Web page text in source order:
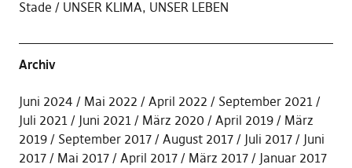
Stade
UNSER KLIMA, UNSER LEBEN
Archiv
Juni 2024 Mai 2022 April 2022
September 2021
Juli 2021
Juni 2021 März 2020 April 2019
März
2019
September 2017 August 2017 Juli 2017
Juni
2017
Mai 2017 April 2017 März 2017
Januar 2017